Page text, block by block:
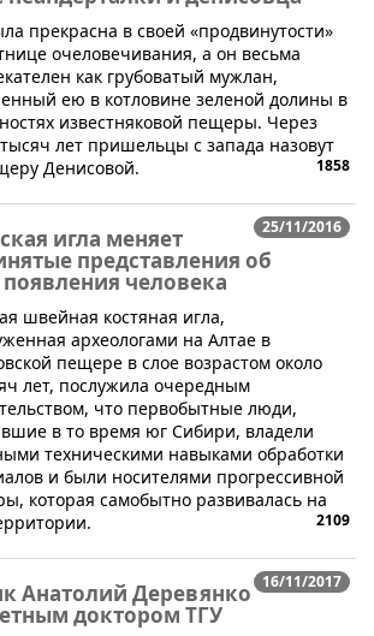
прекрасна в своей «продвинутости»
очеловечивания, а он весьма
как грубоватый мужлан,
ею в котловине зеленой долины в
известняковой пещеры. Через
лет пришельцы с запада назовут
Денисовой.
1858
25/11/2016
игла меняет
представления об
человека
швейная костяная игла,
археологами на Алтае в
пещере в слое возрастом около
лет, послужила очередным
что первобытные люди,
в то время юг Сибири, владели
техническими навыками обработки
и были носителями прогрессивной
которая самобытно развивалась на
2109
16/11/2017
Анатолий Деревянко
доктором ТГУ